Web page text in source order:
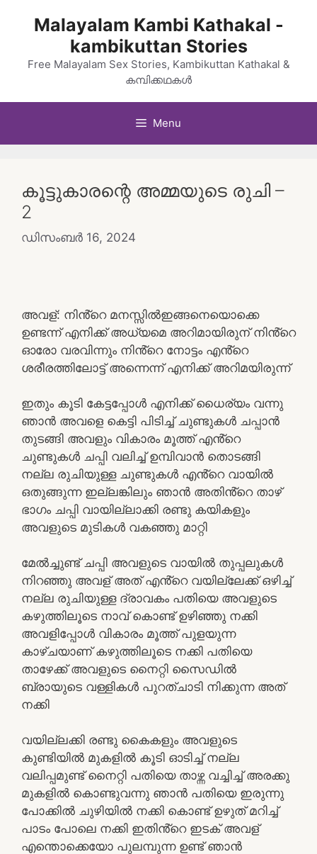
Malayalam Kambi Kathakal -
kambikuttan Stories
Free Malayalam Sex Stories, Kambikuttan Kathakal &
കമ്പിക്കഥകൾ
Menu
കൂട്ടുകാരന്റെ അമ്മയുടെ രുചി –
2
ഡിസംബർ 16, 2024
അവള്: നിൻ്റെ മനസ്സിൽഇങ്ങനെയൊക്കെ
ഉണ്ടന്ന് എനിക്ക് അധ്യമെ അറിമായിരുന് നിൻ്റെ
ഓരോ വരവിന്നും നിൻ്റെ നോട്ടം എൻ്റെ
ശരീരത്തിലോട്ട് അന്നെന്ന് എനിക്ക് അറിമയിരുന്ന്
ഇതും കൂടി കേട്ടപ്പോൾ എനിക്ക് ധൈര്യം വന്നു
ഞാൻ അവളെ കെട്ടി പിടിച്ച് ചുണ്ടുകൾ ചപ്പാൻ
തുടങ്ങി അവളും വികാരം മൂത്ത് എൻ്റെ
ചുണ്ടുകൾ ചപ്പി വലിച്ച് ഉമ്പിവാൻ തൊടങ്ങി
നല്ല രുചിയുള്ള ചുണ്ടുകൾ എൻ്റെ വായിൽ
ഒതുങ്ങുന്ന ഇല്ലങ്കിലും ഞാൻ അതിൻ്റെ താഴ്
ഭാഗം ചപ്പി വായില്ലാക്കി രണ്ടു കയികളും
അവളുടെ മുടികൾ വകഞ്ഞു മാറ്റി
മേൽച്ചുണ്ട് ചപ്പി അവളുടെ വായിൽ തുപ്പലുകൾ
നിറഞ്ഞു അവള് അത് എൻ്റെ വയില്ലേക്ക് ഒഴിച്ച്
നല്ല രുചിയുള്ള ദ്രാവകം പതിയെ അവളുടെ
കഴുത്തിലൂടെ നാവ് കൊണ്ട് ഉഴിഞ്ഞു നക്കി
അവളിപ്പോൾ വികാരം മൂത്ത് പുളയുന്ന
കാഴ്ചയാണ് കഴുത്തിലൂടെ നക്കി പതിയെ
താഴേക്ക് അവളുടെ നൈറ്റി സൈഡിൽ
ബ്രായുടെ വള്ളികൾ പുറത്ചാടി നിക്കുന്ന അത്
നക്കി
വയില്ലക്കി രണ്ടു കൈകളും അവളുടെ
കുണ്ടിയിൽ മുകളിൽ കൂടി ഓടിച്ച് നല്ല
വലിപ്പമുണ്ട് നൈറ്റി പതിയെ താഴ്ന്ന വച്ചിച്ച് അരക്കു
മുകളിൽ കൊണ്ടുവന്നു ഞാൻ പതിയെ ഇരുന്നു
പോക്കിൽ ചുഴിയിൽ നക്കി കൊണ്ട് ഉഴുത് മറിച്ച്
പാടം പോലെ നക്കി ഇതിൻ്റെ ഇടക് അവള്
എന്തൊക്കെയോ പുലമ്പുന്ന ഉണ്ട് ഞാൻ